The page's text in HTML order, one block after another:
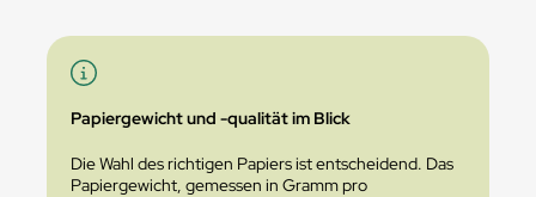
Papiergewicht und -qualität im Blick
Die Wahl des richtigen Papiers ist entscheidend. Das
Papiergewicht, gemessen in Gramm pro